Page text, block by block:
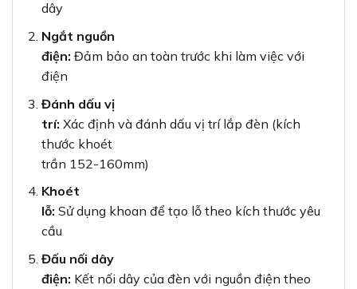
dây
Ngắt nguồn
điện: Đảm bảo an toàn trước khi làm việc với
điện
Đánh dấu vị
trí: Xác định và đánh dấu vị trí lắp đèn (kích
thước khoét
trần 152-160mm)
Khoét
lỗ: Sử dụng khoan để tạo lỗ theo kích thước yêu
cầu
Đấu nối dây
điện: Kết nối dây của đèn với nguồn điện theo